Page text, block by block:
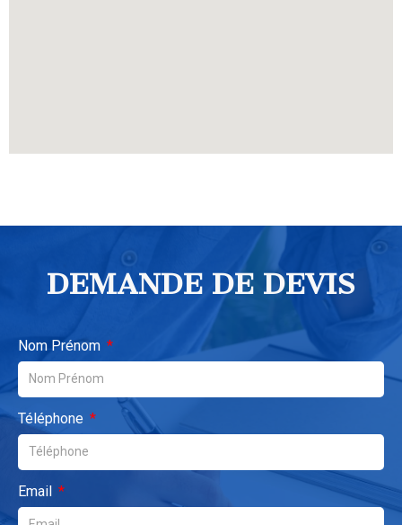
DEMANDE DE DEVIS
Nom Prénom
Téléphone
Email